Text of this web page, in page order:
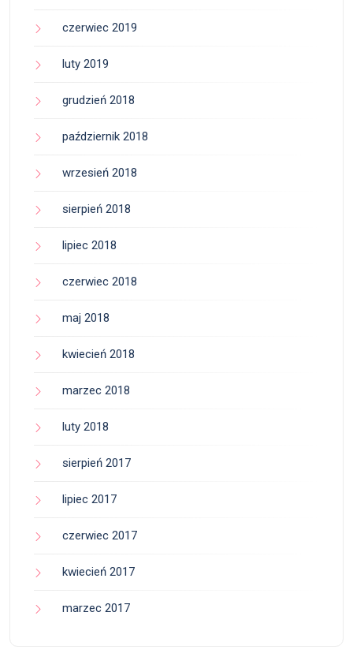
czerwiec 2019
luty 2019
grudzień 2018
październik 2018
wrzesień 2018
sierpień 2018
lipiec 2018
czerwiec 2018
maj 2018
kwiecień 2018
marzec 2018
luty 2018
sierpień 2017
lipiec 2017
czerwiec 2017
kwiecień 2017
marzec 2017